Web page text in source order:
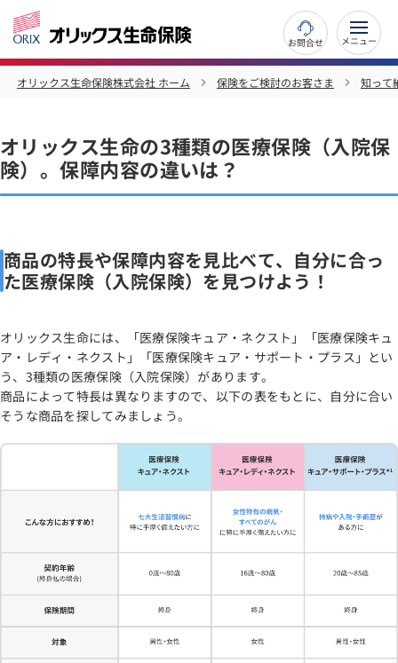
お問合せ
オリックス生命保険株式会社 ホーム 保険をご検討のお客さま 知って
オリックス生命の3種類の医療保険（入院保
険）。保障内容の違いは？
商品の特長や保障内容を見比べて、自分に合っ
た医療保険（入院保険）を見つけよう！
オリックス生命には、「医療保険キュア・ネクスト」「医療保険キュ
ア・レディ・ネクスト」「医療保険キュア・サポート・プラス」とい
う、3種類の医療保険（入院保険）があります。
商品によって特長は異なりますので、以下の表をもとに、自分に合い
そうな商品を探してみましょう。